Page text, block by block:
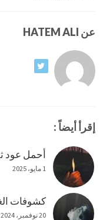
عن HATEM ALI
إقرأ أيضاً :
أحمل عود
1 مايو، 2025
كشوفات
20 نوفمبر، 2024